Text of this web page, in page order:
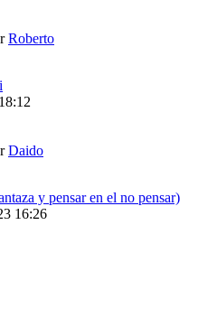
Roberto
Daido
y pensar en el no pensar)
16:26